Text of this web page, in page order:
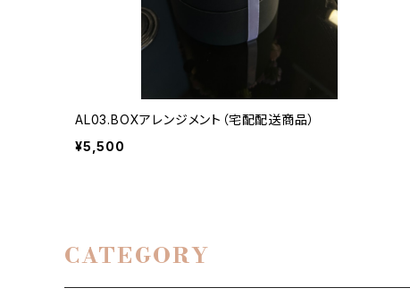
AL03.BOXアレンジメント（宅配配送商品）
¥5,500
CATEGORY